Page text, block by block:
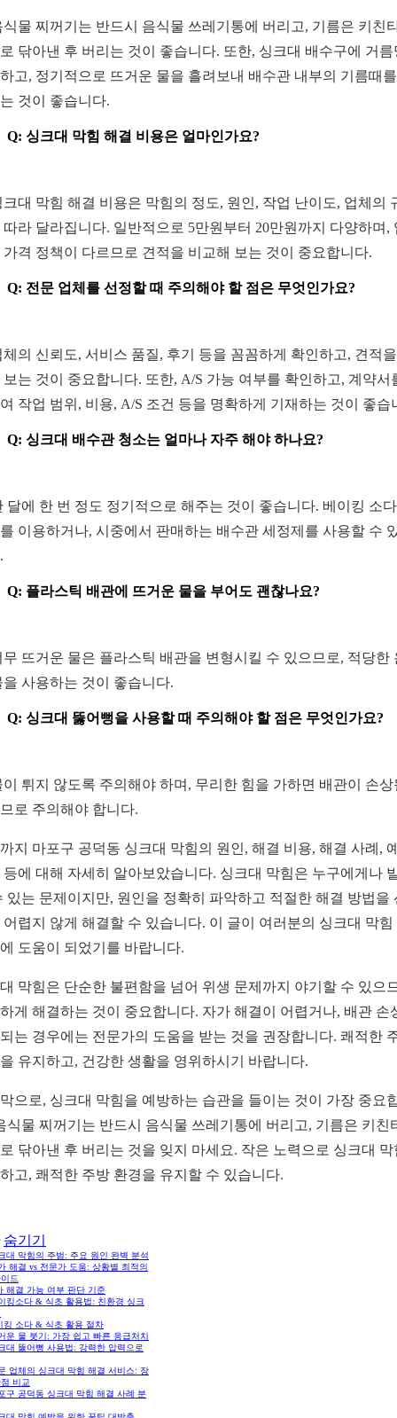
식물 찌꺼기는 반드시 음식물 쓰레기통에 버리고, 기름은 키친
닦아낸 후 버리는 것이 좋습니다. 또한, 싱크대 배수구에 거름
고, 정기적으로 뜨거운 물을 흘려보내 배수관 내부의 기름때
것이 좋습니다.
Q: 싱크대 막힘 해결 비용은 얼마인가요?
대 막힘 해결 비용은 막힘의 정도, 원인, 작업 난이도, 업체의
따라 달라집니다. 일반적으로 5만원부터 20만원까지 다양하며,
가격 정책이 다르므로 견적을 비교해 보는 것이 중요합니다.
Q: 전문 업체를 선정할 때 주의해야 할 점은 무엇인가요?
의 신뢰도, 서비스 품질, 후기 등을 꼼꼼하게 확인하고, 견적
보는 것이 중요합니다. 또한, A/S 가능 여부를 확인하고, 계약서
작업 범위, 비용, A/S 조건 등을 명확하게 기재하는 것이 좋습
Q: 싱크대 배수관 청소는 얼마나 자주 해야 하나요?
달에 한 번 정도 정기적으로 해주는 것이 좋습니다. 베이킹 소
이용하거나, 시중에서 판매하는 배수관 세정제를 사용할 수
Q: 플라스틱 배관에 뜨거운 물을 부어도 괜찮나요?
무 뜨거운 물은 플라스틱 배관을 변형시킬 수 있으므로, 적당한
을 사용하는 것이 좋습니다.
Q: 싱크대 뚫어뻥을 사용할 때 주의해야 할 점은 무엇인가요?
튀지 않도록 주의해야 하며, 무리한 힘을 가하면 배관이 손상
로 주의해야 합니다.
지 마포구 공덕동 싱크대 막힘의 원인, 해결 비용, 해결 사례,
등에 대해 자세히 알아보았습니다. 싱크대 막힘은 누구에게나
있는 문제이지만, 원인을 정확히 파악하고 적절한 해결 방법을
어렵지 않게 해결할 수 있습니다. 이 글이 여러분의 싱크대 막힘
도움이 되었기를 바랍니다.
막힘은 단순한 불편함을 넘어 위생 문제까지 야기할 수 있으
게 해결하는 것이 중요합니다. 자가 해결이 어렵거나, 배관 손
는 경우에는 전문가의 도움을 받는 것을 권장합니다. 쾌적한
유지하고, 건강한 생활을 영위하시기 바랍니다.
으로, 싱크대 막힘을 예방하는 습관을 들이는 것이 가장 중요
식물 찌꺼기는 반드시 음식물 쓰레기통에 버리고, 기름은 키친
닦아낸 후 버리는 것을 잊지 마세요. 작은 노력으로 싱크대 막
고, 쾌적한 주방 환경을 유지할 수 있습니다.
숨기기
대 막힘의 주범: 주요 원인 완벽 분석
해결 vs 전문가 도움: 상황별 최적의
드
해결 가능 여부 판단 기준
킹소다 & 식초 활용법: 친환경 싱크
킹 소다 & 식초 활용 절차
운 물 붓기: 가장 쉽고 빠른 응급처치
대 뚫어뻥 사용법: 강력한 압력으로
업체의 싱크대 막힘 해결 서비스: 장
비교
구 공덕동 싱크대 막힘 해결 사례 분